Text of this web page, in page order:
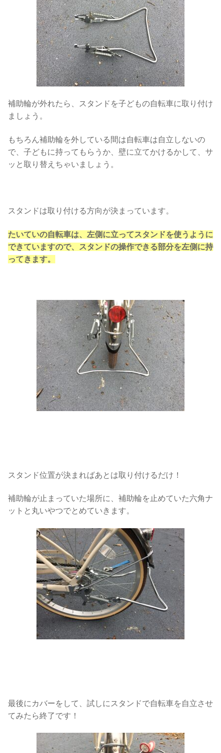
補助輪が外れたら、スタンドを子どもの自転車に取り付け
ましょう。
もちろん補助輪を外している間は自転車は自立しないの
で、子どもに持ってもらうか、壁に立てかけるかして、サ
ッと取り替えちゃいましょう。
スタンドは取り付ける方向が決まっています。
たいていの自転車は、左側に立ってスタンドを使うように
できていますので、スタンドの操作できる部分を左側に持
ってきます。
スタンド位置が決まればあとは取り付けるだけ！
補助輪が止まっていた場所に、補助輪を止めていた六角ナ
ットと丸いやつでとめていきます。
最後にカバーをして、試しにスタンドで自転車を自立させ
てみたら終了です！